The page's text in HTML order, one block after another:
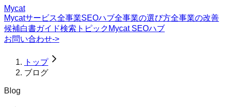
Mycat
Mycatサービス全事業SEOハブ全事業の選び方全事業の改善
候補白書ガイド検索トピック Mycat SEOハブ
お問い合わせ->
トップ
ブログ
Blog